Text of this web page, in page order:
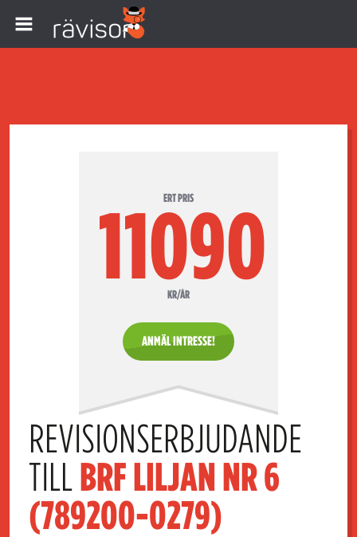
ERT PRIS
11090
KR/ÅR
ANMÄL INTRESSE!
REVISIONSERBJUDANDE
TILL BRF LILJAN NR 6
(789200-0279)